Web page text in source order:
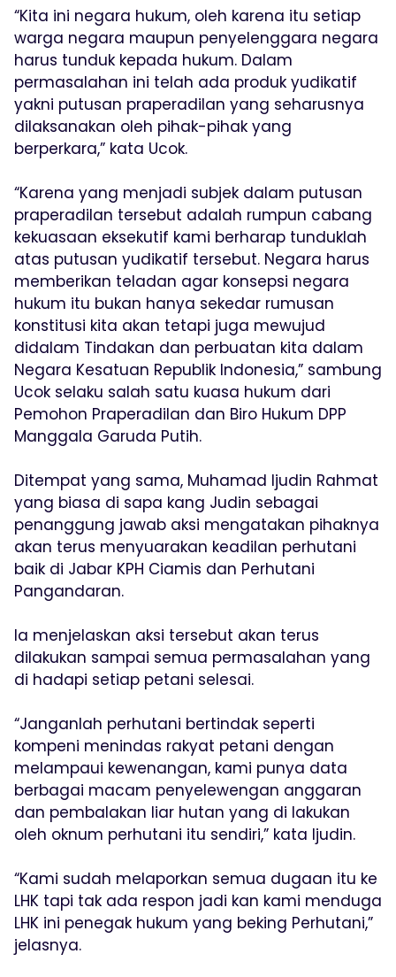
“Kita ini negara hukum, oleh karena itu setiap
warga negara maupun penyelenggara negara
harus tunduk kepada hukum. Dalam
permasalahan ini telah ada produk yudikatif
yakni putusan praperadilan yang seharusnya
dilaksanakan oleh pihak-pihak yang
berperkara,” kata Ucok.
“Karena yang menjadi subjek dalam putusan
praperadilan tersebut adalah rumpun cabang
kekuasaan eksekutif kami berharap tunduklah
atas putusan yudikatif tersebut. Negara harus
memberikan teladan agar konsepsi negara
hukum itu bukan hanya sekedar rumusan
konstitusi kita akan tetapi juga mewujud
didalam Tindakan dan perbuatan kita dalam
Negara Kesatuan Republik Indonesia,” sambung
Ucok selaku salah satu kuasa hukum dari
Pemohon Praperadilan dan Biro Hukum DPP
Manggala Garuda Putih.
Ditempat yang sama, Muhamad Ijudin Rahmat
yang biasa di sapa kang Judin sebagai
penanggung jawab aksi mengatakan pihaknya
akan terus menyuarakan keadilan perhutani
baik di Jabar KPH Ciamis dan Perhutani
Pangandaran.
Ia menjelaskan aksi tersebut akan terus
dilakukan sampai semua permasalahan yang
di hadapi setiap petani selesai.
“Janganlah perhutani bertindak seperti
kompeni menindas rakyat petani dengan
melampaui kewenangan, kami punya data
berbagai macam penyelewengan anggaran
dan pembalakan liar hutan yang di lakukan
oleh oknum perhutani itu sendiri,” kata Ijudin.
“Kami sudah melaporkan semua dugaan itu ke
LHK tapi tak ada respon jadi kan kami menduga
LHK ini penegak hukum yang beking Perhutani,”
jelasnya.